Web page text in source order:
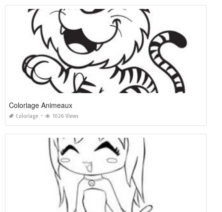
Coloriage Animeaux
Coloriage 1026 Views